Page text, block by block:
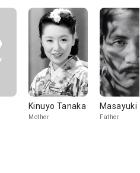
Kinuyo Tanaka
Mother
Masayuki
Father